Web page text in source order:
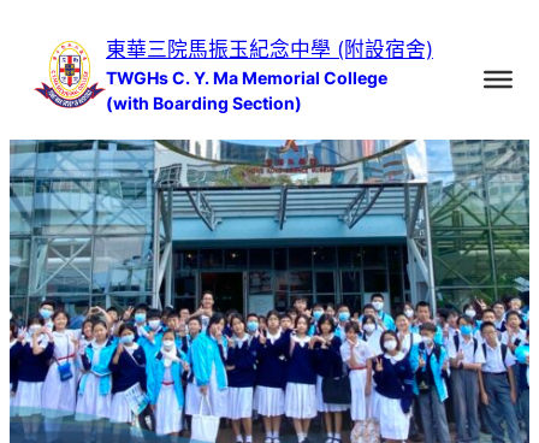
內
容
東華三院馬振玉紀念中學 (附設宿舍)
TWGHs C. Y. Ma Memorial College
(with Boarding Section)